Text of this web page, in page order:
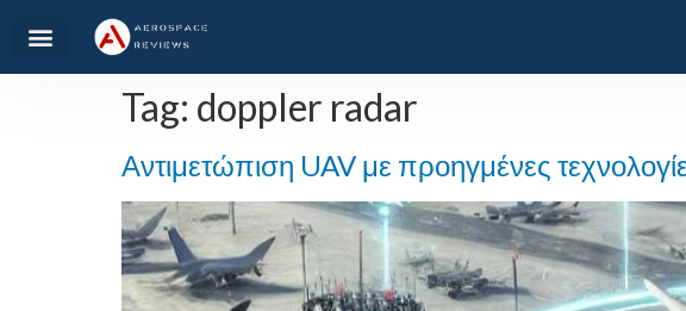
Tag: doppler radar
Αντιμετώπιση UAV με προηγμένες